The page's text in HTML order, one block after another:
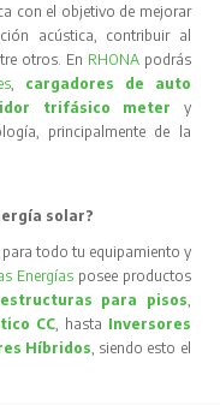
con el objetivo de mejorar
acústica, contribuir al
otros. En RHONA podrás
, cargadores de auto
trifásico meter
y
principalmente de la
solar?
todo tu equipamiento y
Energíasposee productos
estructuras para pisos,
CC, hasta Inversores
Híbridos, siendo esto el